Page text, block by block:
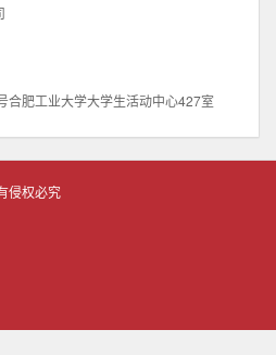
合肥工业大学大学生活动中心427室
侵权必究